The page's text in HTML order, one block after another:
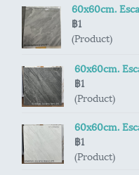
60x60cm.
฿1
(Product)
60x60cm.
฿1
(Product)
60x60cm.
฿1
(Product)